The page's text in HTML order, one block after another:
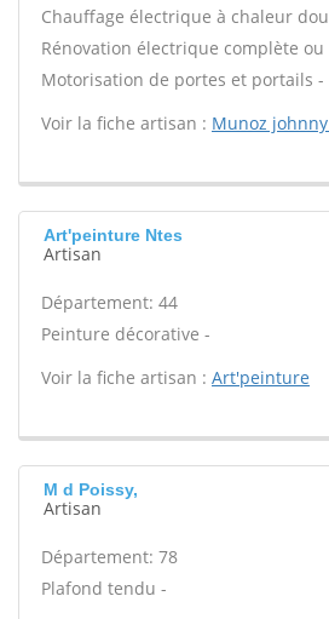
Chauffage électrique à chaleur
Rénovation électrique complète
Motorisation de portes et portails -
Voir la fiche artisan : Munoz
Art'peinture Ntes
Artisan
Département: 44
Peinture décorative -
Voir la fiche artisan : Art'peinture
M d Poissy,
Artisan
Département: 78
Plafond tendu -